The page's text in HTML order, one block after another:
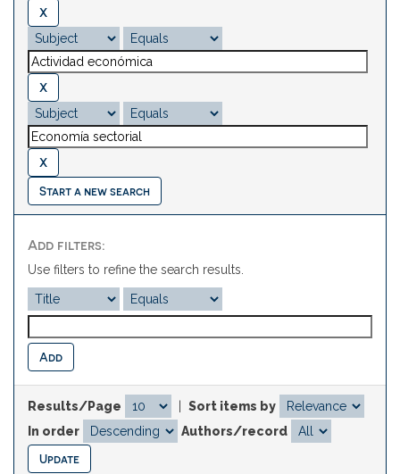
Start a new search
Add filters:
Use filters to refine the search results.
Results/Page
Sort items by
In order
Authors/record